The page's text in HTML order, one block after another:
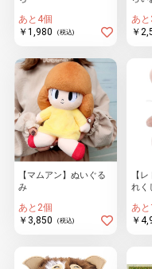
あと4個
￥1,980
(税込)
あ
￥
【マムアン】ぬいぐる
み
あと2個
￥3,850
(税込)
【
れく
あと
￥